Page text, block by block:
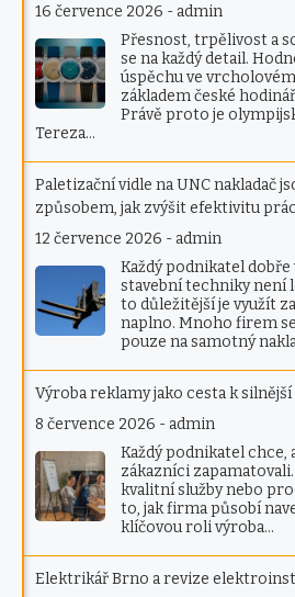
16 července 2026 - admin
Přesnost, trpělivost a
se na každý detail.
úspěchu ve
základem české
Právě proto je
Tereza…
Paletizační vidle na UNC nakladač
způsobem, jak zvýšit efektivitu
12 července 2026 - admin
Každý podnikatel dobře
stavební techniky není
to důležitější je využít
naplno. Mnoho firem
pouze na samotný
Výroba reklamy jako cesta k silnější
8 července 2026 - admin
Každý podnikatel chce,
zákazníci
kvalitní služby nebo
to, jak firma působí
klíčovou roli výroba…
Elektrikář Brno a revize